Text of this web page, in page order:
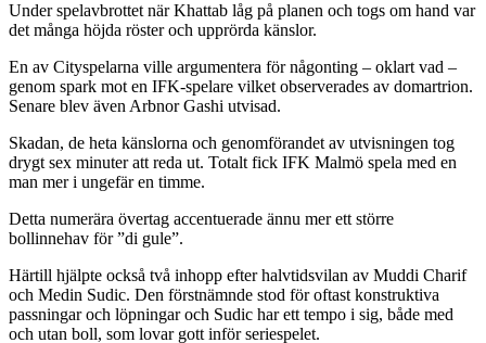
Under spelavbrottet när Khattab låg på planen och togs om hand var
det många höjda röster och upprörda känslor.
En av Cityspelarna ville argumentera för någonting – oklart vad –
genom spark mot en IFK-spelare vilket observerades av domartrion.
Senare blev även Arbnor Gashi utvisad.
Skadan, de heta känslorna och genomförandet av utvisningen tog
drygt sex minuter att reda ut. Totalt fick IFK Malmö spela med en
man mer i ungefär en timme.
Detta numerära övertag accentuerade ännu mer ett större
bollinnehav för ”di gule”.
Härtill hjälpte också två inhopp efter halvtidsvilan av Muddi Charif
och Medin Sudic. Den förstnämnde stod för oftast konstruktiva
passningar och löpningar och Sudic har ett tempo i sig, både med
och utan boll, som lovar gott inför seriespelet.